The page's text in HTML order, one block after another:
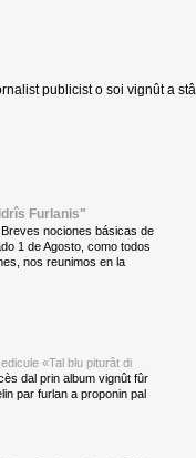
publicist o soi vignût a stâ
Furlanis"
nociones básicas de
1 de Agosto, como todos
nos reunimos en la
«Tal blu piturât di
dal prin album vignût fûr
par furlan a proponin pal